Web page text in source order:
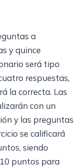
a
y quince
será tipo
respuestas,
la correcta. Las
con un
y las preguntas
se calificará
siendo
puntos para